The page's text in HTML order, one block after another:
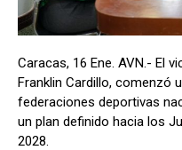
Caracas, 16 Ene. AVN.- El
Franklin Cardillo, comenzó
federaciones deportivas
un plan definido hacia los
2028.